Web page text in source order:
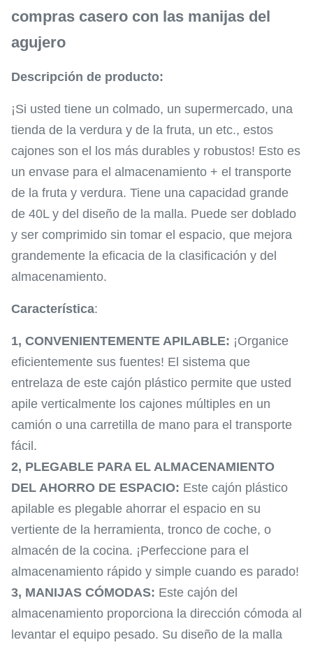
compras casero con las manijas del
agujero
Descripción de producto:
¡Si usted tiene un colmado, un supermercado, una
tienda de la verdura y de la fruta, un etc., estos
cajones son el los más durables y robustos! Esto es
un envase para el almacenamiento + el transporte
de la fruta y verdura. Tiene una capacidad grande
de 40L y del diseño de la malla. Puede ser doblado
y ser comprimido sin tomar el espacio, que mejora
grandemente la eficacia de la clasificación y del
almacenamiento.
Característica:
1, CONVENIENTEMENTE APILABLE: ¡Organice
eficientemente sus fuentes! El sistema que
entrelaza de este cajón plástico permite que usted
apile verticalmente los cajones múltiples en un
camión o una carretilla de mano para el transporte
fácil.
2, PLEGABLE PARA EL ALMACENAMIENTO
DEL AHORRO DE ESPACIO: Este cajón plástico
apilable es plegable ahorrar el espacio en su
vertiente de la herramienta, tronco de coche, o
almacén de la cocina. ¡Perfeccione para el
almacenamiento rápido y simple cuando es parado!
3, MANIJAS CÓMODAS: Este cajón del
almacenamiento proporciona la dirección cómoda al
levantar el equipo pesado. Su diseño de la malla